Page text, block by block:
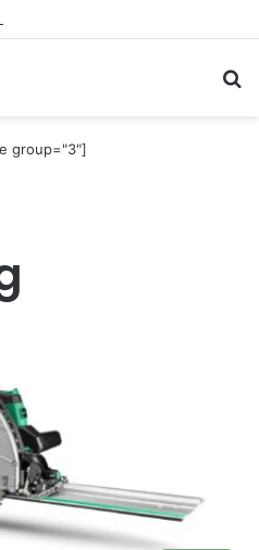
til Festool billigere
group="3"]